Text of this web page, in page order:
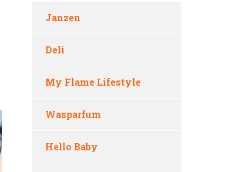
Janzen
Deli
My Flame Lifestyle
Wasparfum
Hello Baby